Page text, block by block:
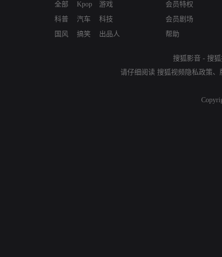
全部
科普
国风
Kpop
汽车
搞笑
游戏
科技
出品人
会员特权
会员剧场
帮助
搜狐影音 - 搜
请仔细阅读 搜狐视频隐私政策、